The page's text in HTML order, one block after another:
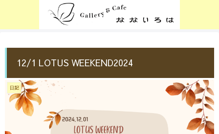
12/1 LOTUS WEEKEND2024
日記